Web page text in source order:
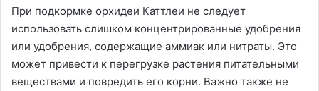
При подкормке орхидеи Каттлеи не следует
использовать слишком концентрированные удобрения
или удобрения, содержащие аммиак или нитраты. Это
может привести к перегрузке растения питательными
веществами и повредить его корни. Важно также не